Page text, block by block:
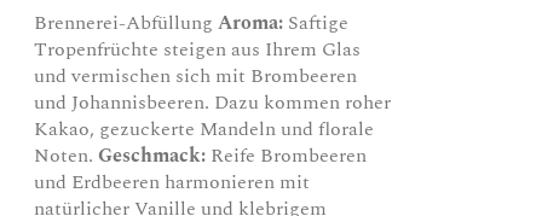
Brennerei-AbfüllungAroma: Saftige
Tropenfrüchte steigen aus Ihrem Glas
und vermischen sich mit Brombeeren
und Johannisbeeren. Dazu kommen roher
Kakao, gezuckerte Mandeln und florale
Noten.Geschmack: Reife Brombeeren
und Erdbeeren harmonieren mit
natürlicher Vanille und klebrigem